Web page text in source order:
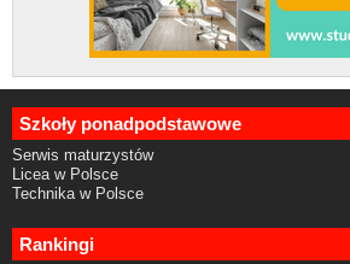
Szkoły ponadpodstawowe
Serwis maturzystów
Licea w Polsce
Technika w Polsce
Rankingi